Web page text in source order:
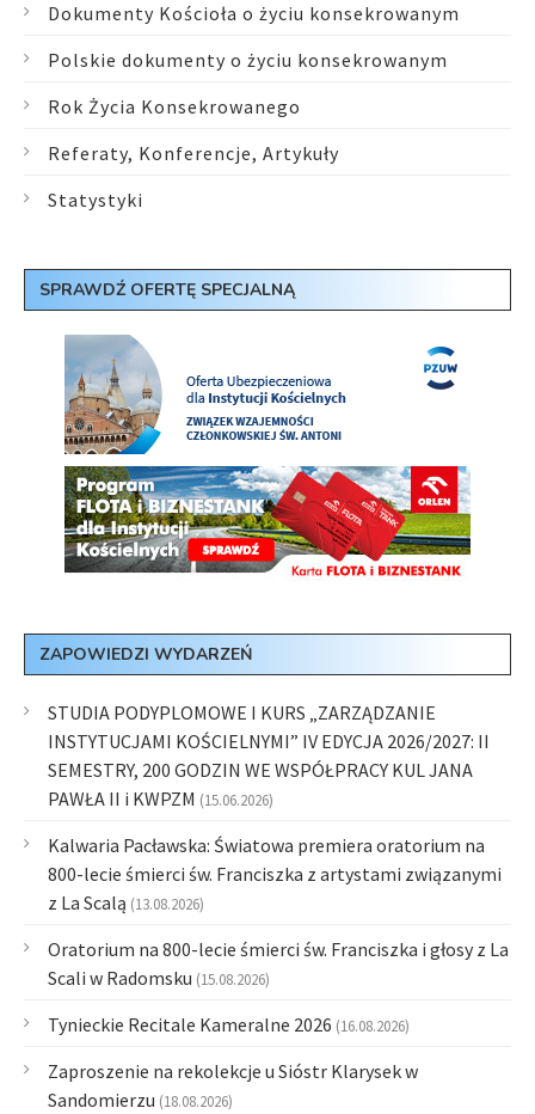
Dokumenty Kościoła o życiu konsekrowanym
Polskie dokumenty o życiu konsekrowanym
Rok Życia Konsekrowanego
Referaty, Konferencje, Artykuły
Statystyki
SPRAWDŹ OFERTĘ SPECJALNĄ
ZAPOWIEDZI WYDARZEŃ
STUDIA PODYPLOMOWE I KURS „ZARZĄDZANIE
INSTYTUCJAMI KOŚCIELNYMI” IV EDYCJA 2026/2027: II
SEMESTRY, 200 GODZIN WE WSPÓŁPRACY KUL JANA
PAWŁA II i KWPZM (15.06.2026)
Kalwaria Pacławska: Światowa premiera oratorium na
800-lecie śmierci św. Franciszka z artystami związanymi
z La Scalą (13.08.2026)
Oratorium na 800-lecie śmierci św. Franciszka i głosy z La
Scali w Radomsku (15.08.2026)
Tynieckie Recitale Kameralne 2026 (16.08.2026)
Zaproszenie na rekolekcje u Sióstr Klarysek w
Sandomierzu (18.08.2026)